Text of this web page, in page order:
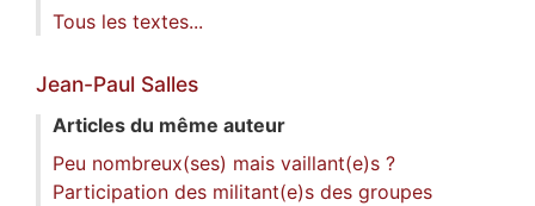
Tous les textes...
Jean-Paul Salles
Articles du même auteur
Peu nombreux(ses) mais vaillant(e)s ?
Participation des militant(e)s des groupes